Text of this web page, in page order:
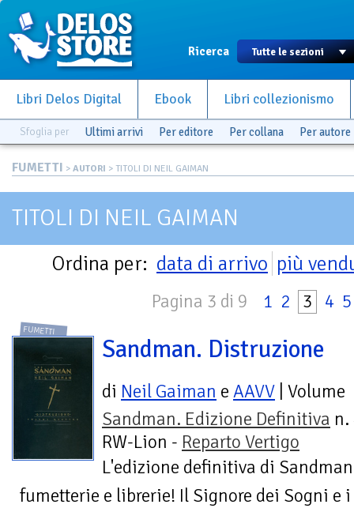
Ricerca
Libri Delos Digital Ebook Libri collezionismo
Sfoglia per Ultimi arrivi Per editore Per collana Per autore
FUMETTI > AUTORI > TITOLI DI NEIL GAIMAN
TITOLI DI NEIL GAIMAN
Ordina per: data di arrivo più
Pagina 3 di 9 1 2 3 4 5
FUMETTI
Sandman. Distruzione
di Neil Gaiman e AAVV | Volume
Sandman. Edizione Definitiva n.
RW-Lion - Reparto Vertigo
L'edizione definitiva di
fumetterie e librerie! Il Signore dei Sogni e